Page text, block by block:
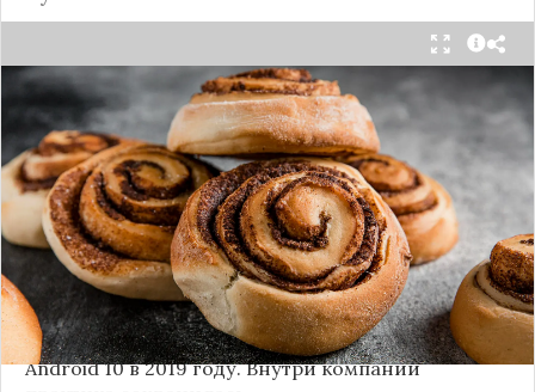
Стало известно внутреннее кодовое имя
следующей крупной версии Android. Как
сообщают источники, Android 17, релиз которой
ожидается в 2026 году, разрабатывается под
названием«Cinnamon Bun»(«Булочка с
корицей»).
Это решение продолжает знаменитую традицию
Google называть версии Android в честь
сладостей и десертов (Cupcake, Donut, KitKat и
т.д.), хотя компанияпрекратила публично
использовать эти именас момента выхода
Android 10 в 2019 году. Внутри компании